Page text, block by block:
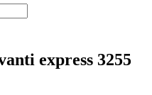
express 3255